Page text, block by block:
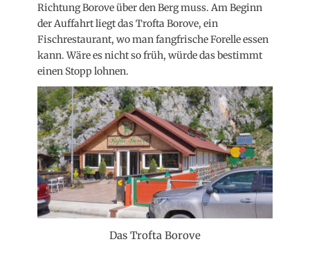
Richtung Borove über den Berg muss. Am Beginn
der Auffahrt liegt das Trofta Borove, ein
Fischrestaurant, wo man fangfrische Forelle essen
kann. Wäre es nicht so früh, würde das bestimmt
einen Stopp lohnen.
Das Trofta Borove